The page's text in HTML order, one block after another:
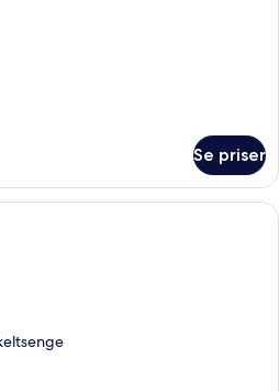
Se priser
Et hotelværelse med en stor seng,